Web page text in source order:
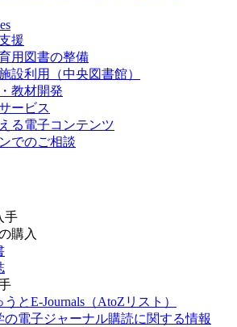
援
用図書の整備
設利用（中央図書館）
教材開発
ービス
る電子コンテンツ
でのご相談
手
購入
うとE-Journals（AtoZリスト）
の電子ジャーナル購読に関する情報